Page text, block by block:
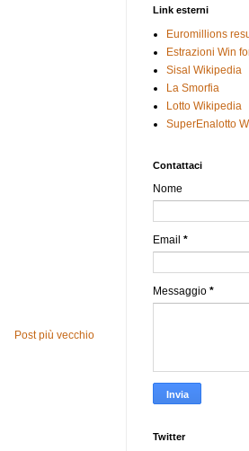
Post più vecchio
Link esterni
Euromillions
Estrazioni Win
Sisal Wikipedia
La Smorfia
Lotto Wikipedia
SuperEnalotto
Contattaci
Nome
Email *
Messaggio *
Twitter